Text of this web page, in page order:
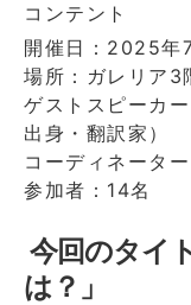
コンテント
開催日：2025年
場所：ガレリア
ゲストスピーカ
出身・翻訳家）
コーディネータ
参加者：14名
今回のタイ
は？」